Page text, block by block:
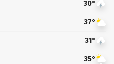
30°
37°
31°
35°